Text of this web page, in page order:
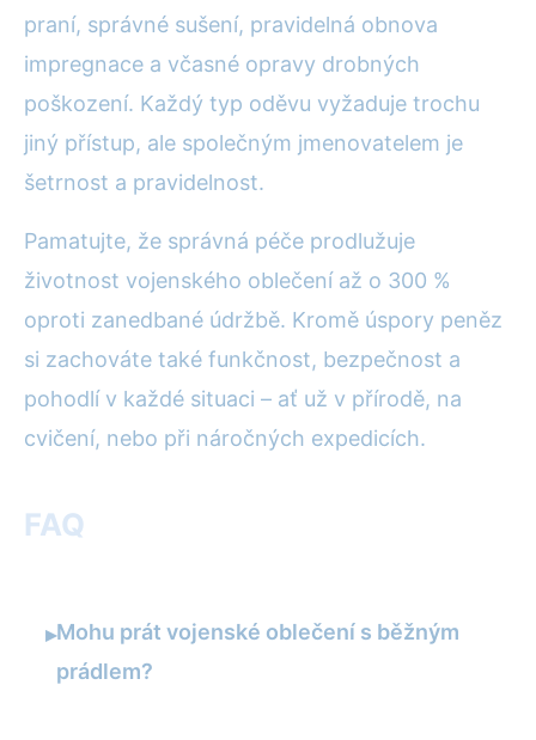
praní, správné sušení, pravidelná obnova
impregnace a včasné opravy drobných
poškození. Každý typ oděvu vyžaduje trochu
jiný přístup, ale společným jmenovatelem je
šetrnost a pravidelnost.
Pamatujte, že správná péče prodlužuje
životnost vojenského oblečení až o 300 %
oproti zanedbané údržbě. Kromě úspory peněz
si zachováte také funkčnost, bezpečnost a
pohodlí v každé situaci – ať už v přírodě, na
cvičení, nebo při náročných expedicích.
FAQ
▸Mohu prát vojenské oblečení s běžným
prádlem?